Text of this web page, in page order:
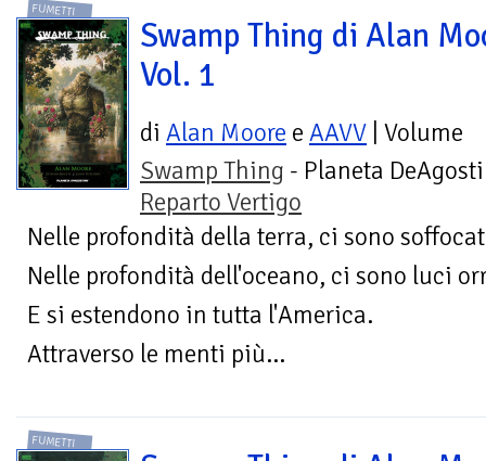
FUMETTI
Swamp Thing di Alan
Vol. 1
di Alan Moore e AAVV | Volume
Swamp Thing - Planeta
Reparto Vertigo
Nelle profondità della terra, ci sono
Nelle profondità dell'oceano, ci sono luci
E si estendono in tutta l'America.
Attraverso le menti più...
FUMETTI